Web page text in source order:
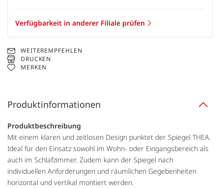
Verfügbarkeit in anderer Filiale prüfen
WEITEREMPFEHLEN
DRUCKEN
MERKEN
Produktinformationen
Produktbeschreibung
Mit einem klaren und zeitlosen Design punktet der Spiegel THEA.
Ideal für den Einsatz sowohl im Wohn- oder Eingangsbereich als
auch im Schlafzimmer. Zudem kann der Spiegel nach
individuellen Anforderungen und räumlichen Gegebenheiten
horizontal und vertikal montiert werden.